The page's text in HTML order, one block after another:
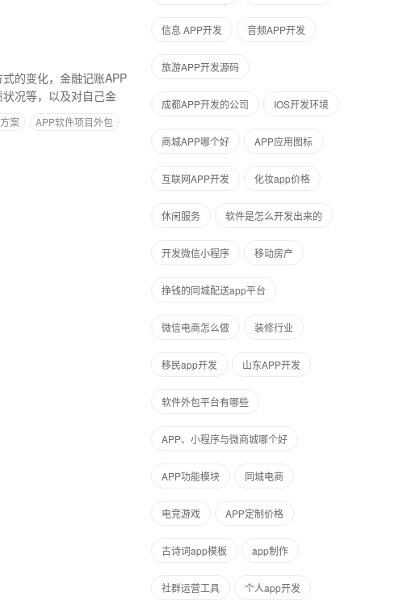
的变化，金融记账APP
况等，以及对自己金
案 APP软件项目外包
信息 APP开发 音频APP开发
旅游APP开发源码
成都APP开发的公司 IOS开发环境
商城APP哪个好 APP应用图标
互联网APP开发 化妆app价格
休闲服务 软件是怎么开发出来的
开发微信小程序 移动房产
挣钱的同城配送app平台
微信电商怎么做 装修行业
移民app开发 山东APP开发
软件外包平台有哪些
APP、小程序与微商城哪个好
APP功能模块 同城电商
电竞游戏 APP定制价格
古诗词app模板 app制作
社群运营工具 个人app开发